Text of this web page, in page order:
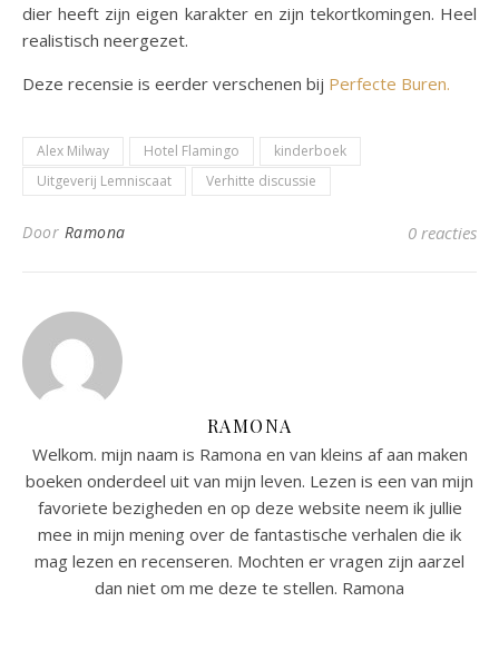
dier heeft zijn eigen karakter en zijn tekortkomingen. Heel
realistisch neergezet.
Deze recensie is eerder verschenen bij Perfecte Buren.
Alex Milway Hotel Flamingo
kinderboek
Uitgeverij Lemniscaat
Verhitte discussie
Door Ramona 0 reacties
RAMONA
Welkom. mijn naam is Ramona en van kleins af aan maken
boeken onderdeel uit van mijn leven. Lezen is een van mijn
favoriete bezigheden en op deze website neem ik jullie
mee in mijn mening over de fantastische verhalen die ik
mag lezen en recenseren. Mochten er vragen zijn aarzel
dan niet om me deze te stellen. Ramona